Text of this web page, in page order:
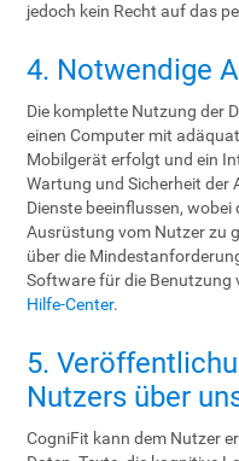
jedoch kein Recht auf das
4. Notwendige
Die komplette Nutzung der
einen Computer mit
Mobilgerät erfolgt und ein
Wartung und Sicherheit der
Dienste beeinflussen,
Ausrüstung vom Nutzer zu
über die
Software für die Benutzung
Hilfe-Center.
5.
Nutzers über
CogniFit kann dem Nutzer